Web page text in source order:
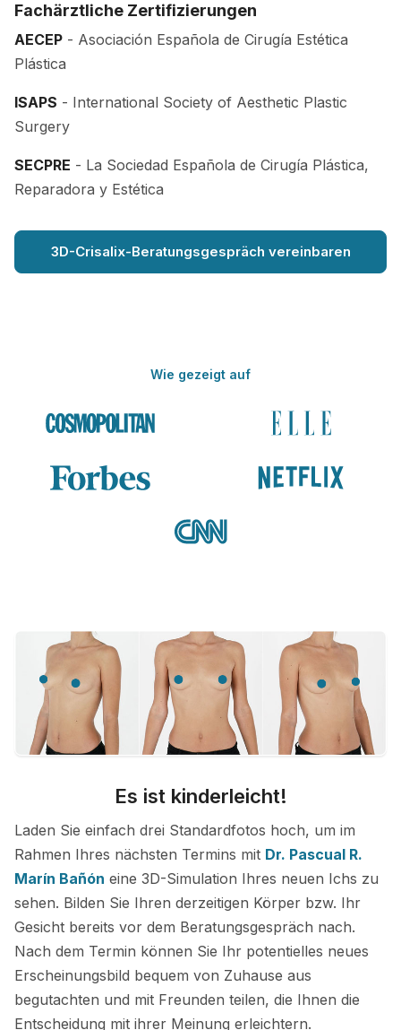
Fachärztliche Zertifizierungen
AECEP - Asociación Española de Cirugía Estética
Plástica
ISAPS - International Society of Aesthetic Plastic
Surgery
SECPRE - La Sociedad Española de Cirugía Plástica,
Reparadora y Estética
3D-Crisalix-Beratungsgespräch vereinbaren
Wie gezeigt auf
Es ist kinderleicht!
Laden Sie einfach drei Standardfotos hoch, um im
Rahmen Ihres nächsten Termins mit Dr. Pascual R.
Marín Bañón eine 3D-Simulation Ihres neuen Ichs zu
sehen. Bilden Sie Ihren derzeitigen Körper bzw. Ihr
Gesicht bereits vor dem Beratungsgespräch nach.
Nach dem Termin können Sie Ihr potentielles neues
Erscheinungsbild bequem von Zuhause aus
begutachten und mit Freunden teilen, die Ihnen die
Entscheidung mit ihrer Meinung erleichtern.